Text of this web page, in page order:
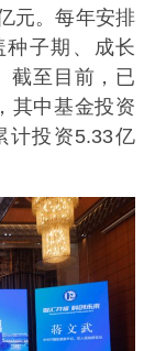
元。每年安排
种子期、成长
截至目前，已
其中基金投资
计投资5.33亿